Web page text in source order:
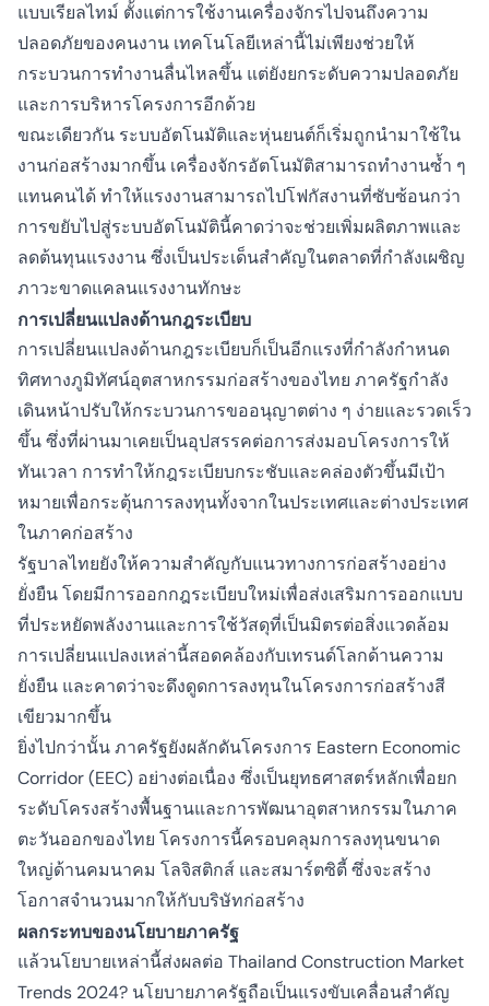
แบบเรียลไทม์ ตั้งแต่การใช้งานเครื่องจักรไปจนถึงความ
ปลอดภัยของคนงาน เทคโนโลยีเหล่านี้ไม่เพียงช่วยให้
กระบวนการทำงานลื่นไหลขึ้น แต่ยังยกระดับความปลอดภัย
และการบริหารโครงการอีกด้วย
ขณะเดียวกัน ระบบอัตโนมัติและหุ่นยนต์ก็เริ่มถูกนำมาใช้ใน
งานก่อสร้างมากขึ้น เครื่องจักรอัตโนมัติสามารถทำงานซ้ำ ๆ
แทนคนได้ ทำให้แรงงานสามารถไปโฟกัสงานที่ซับซ้อนกว่า
การขยับไปสู่ระบบอัตโนมัตินี้คาดว่าจะช่วยเพิ่มผลิตภาพและ
ลดต้นทุนแรงงาน ซึ่งเป็นประเด็นสำคัญในตลาดที่กำลังเผชิญ
ภาวะขาดแคลนแรงงานทักษะ
การเปลี่ยนแปลงด้านกฎระเบียบ
การเปลี่ยนแปลงด้านกฎระเบียบก็เป็นอีกแรงที่กำลังกำหนด
ทิศทางภูมิทัศน์อุตสาหกรรมก่อสร้างของไทย ภาครัฐกำลัง
เดินหน้าปรับให้กระบวนการขออนุญาตต่าง ๆ ง่ายและรวดเร็ว
ขึ้น ซึ่งที่ผ่านมาเคยเป็นอุปสรรคต่อการส่งมอบโครงการให้
ทันเวลา การทำให้กฎระเบียบกระชับและคล่องตัวขึ้นมีเป้า
หมายเพื่อกระตุ้นการลงทุนทั้งจากในประเทศและต่างประเทศ
ในภาคก่อสร้าง
รัฐบาลไทยยังให้ความสำคัญกับแนวทางการก่อสร้างอย่าง
ยั่งยืน โดยมีการออกกฎระเบียบใหม่เพื่อส่งเสริมการออกแบบ
ที่ประหยัดพลังงานและการใช้วัสดุที่เป็นมิตรต่อสิ่งแวดล้อม
การเปลี่ยนแปลงเหล่านี้สอดคล้องกับเทรนด์โลกด้านความ
ยั่งยืน และคาดว่าจะดึงดูดการลงทุนในโครงการก่อสร้างสี
เขียวมากขึ้น
ยิ่งไปกว่านั้น ภาครัฐยังผลักดันโครงการ Eastern Economic
Corridor (EEC) อย่างต่อเนื่อง ซึ่งเป็นยุทธศาสตร์หลักเพื่อยก
ระดับโครงสร้างพื้นฐานและการพัฒนาอุตสาหกรรมในภาค
ตะวันออกของไทย โครงการนี้ครอบคลุมการลงทุนขนาด
ใหญ่ด้านคมนาคม โลจิสติกส์ และสมาร์ตซิตี้ ซึ่งจะสร้าง
โอกาสจำนวนมากให้กับบริษัทก่อสร้าง
ผลกระทบของนโยบายภาครัฐ
แล้วนโยบายเหล่านี้ส่งผลต่อ Thailand Construction Market
Trends 2024? นโยบายภาครัฐถือเป็นแรงขับเคลื่อนสำคัญ